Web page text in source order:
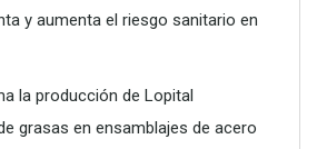
la vanguardia en soluciones
piscinas de alta resistencia
y aumenta el riesgo sanitario en
la producción de Lopital
grasas en ensamblajes de acero